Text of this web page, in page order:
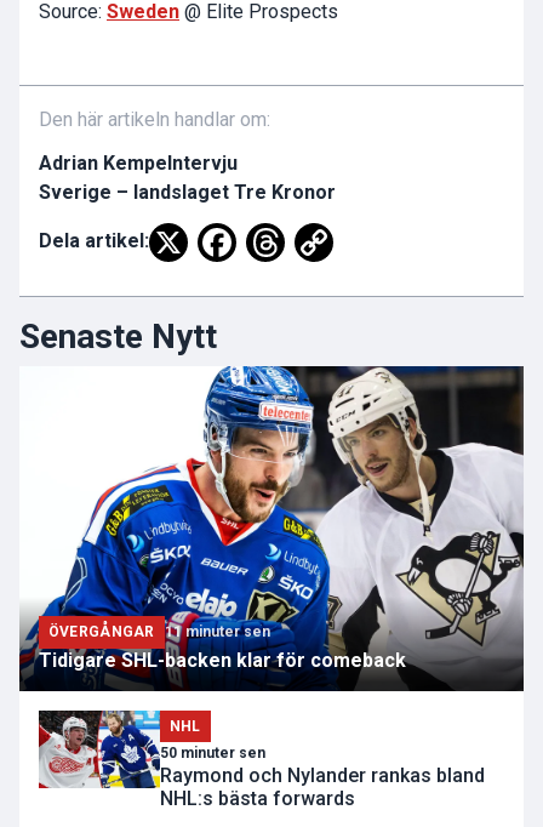
Source: Sweden @ Elite Prospects
Den här artikeln handlar om:
Adrian Kempe Intervju
Sverige – landslaget Tre Kronor
Dela artikel:
Senaste Nytt
ÖVERGÅNGAR 11 minuter sen
Tidigare SHL-backen klar för comeback
NHL
50 minuter sen
Raymond och Nylander rankas bland
NHL:s bästa forwards